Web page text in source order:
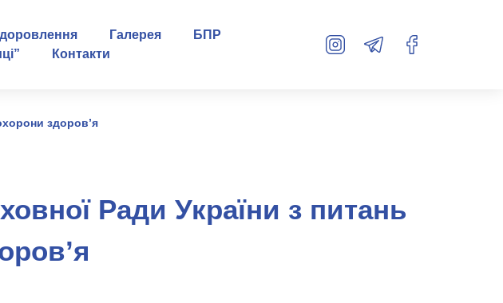
Галерея
БПР
Контакти
здоров’я
Ради України з питань